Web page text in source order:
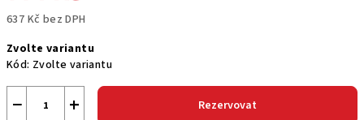
637 Kč bez DPH
cena:
Zvolte variantu
Kód: Zvolte variantu
+
− Rezervovat